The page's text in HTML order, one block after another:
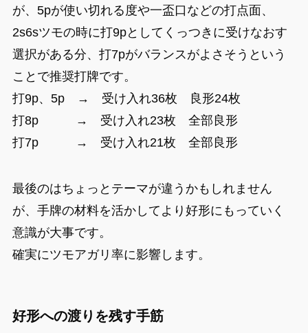
が、5pが使い切れる度や一盃口などの打点面、
2s6sツモの時に打9pとしてくっつきに受けなおす
選択がある分、打7pがバランスがよさそうという
ことで推奨打牌です。
打9p、5p → 受け入れ36枚 良形24枚
打8p → 受け入れ23枚 全部良形
打7p → 受け入れ21枚 全部良形
最後のはちょっとテーマが違うかもしれません
が、手牌の材料を活かしてより好形にもっていく
意識が大事です。
確実にツモアガリ率に影響します。
好形への渡りを残す手筋